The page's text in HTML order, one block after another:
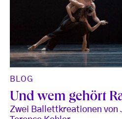
BLOG
Und wem gehört
Zwei Ballettkreationen von